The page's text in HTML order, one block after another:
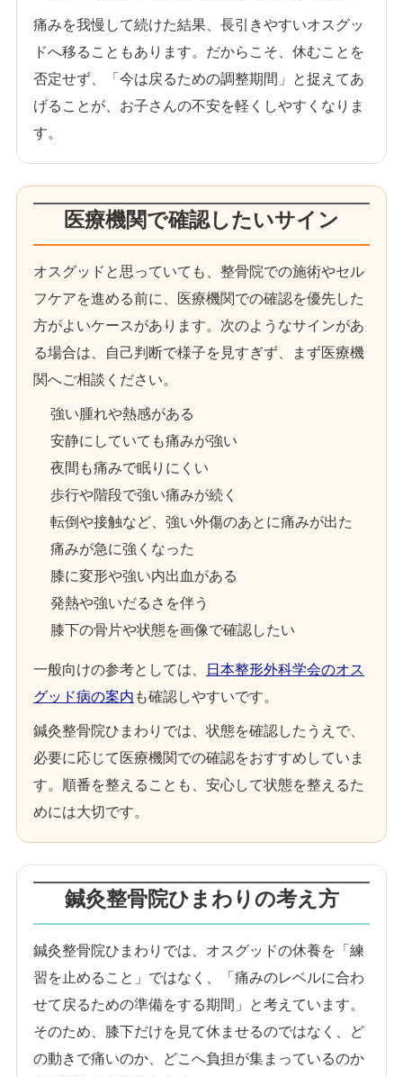
痛みを我慢して続けた結果、長引きやすいオスグッ
ドへ移ることもあります。だからこそ、休むことを
否定せず、「今は戻るための調整期間」と捉えてあ
げることが、お子さんの不安を軽くしやすくなりま
す。
医療機関で確認したいサイン
オスグッドと思っていても、整骨院での施術やセル
フケアを進める前に、医療機関での確認を優先した
方がよいケースがあります。次のようなサインがあ
る場合は、自己判断で様子を見すぎず、まず医療機
関へご相談ください。
強い腫れや熱感がある
安静にしていても痛みが強い
夜間も痛みで眠りにくい
歩行や階段で強い痛みが続く
転倒や接触など、強い外傷のあとに痛みが出た
痛みが急に強くなった
膝に変形や強い内出血がある
発熱や強いだるさを伴う
膝下の骨片や状態を画像で確認したい
一般向けの参考としては、
日本整形外科学会のオス
グッド病の案内 も確認しやすいです。
鍼灸整骨院ひまわりでは、状態を確認したうえで、
必要に応じて医療機関での確認をおすすめしていま
す。順番を整えることも、安心して状態を整えるた
めには大切です。
鍼灸整骨院ひまわりの考え方
鍼灸整骨院ひまわりでは、オスグッドの休養を「練
習を止めること」ではなく、「痛みのレベルに合わ
せて戻るための準備をする期間」と考えています。
そのため、膝下だけを見て休ませるのではなく、ど
の動きで痛いのか、どこへ負担が集まっているのか